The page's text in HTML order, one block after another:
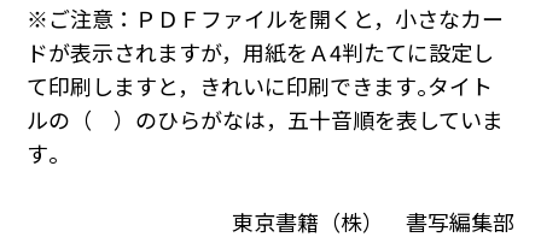
※ご注意：ＰＤＦファイルを開くと，小さなカー
ドが表示されますが，用紙をＡ4判たてに設定し
て印刷しますと，きれいに印刷できます｡タイト
ルの（ ）のひらがなは，五十音順を表していま
す｡
東京書籍（株） 書写編集部